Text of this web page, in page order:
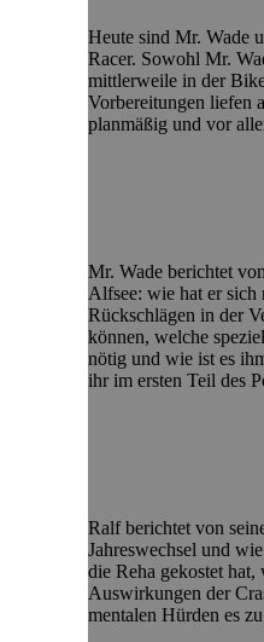
Heute sind Mr. Wade
Racer. Sowohl Mr.
mittlerweile in der
Vorbereitungen liefen
planmäßig und vor
Mr. Wade berichtet
Alfsee: wie hat er sich
Rückschlägen in der
können, welche
nötig und wie ist es
ihr im ersten Teil des
Ralf berichtet von
Jahreswechsel und
die Reha gekostet
Auswirkungen der
mentalen Hürden es